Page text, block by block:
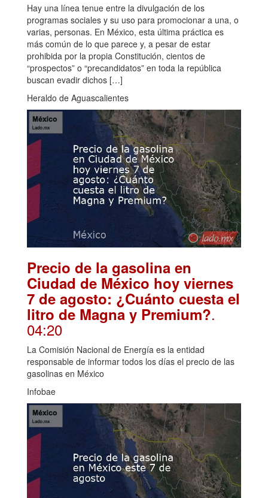
Hay una línea tenue entre la divulgación de los
programas sociales y su uso para promocionar a una, o
varias, personas. En México, esta última práctica es
más común de lo que parece y, a pesar de estar
prohibida por la propia Constitución, cientos de
“prospectos” o “precandidatos” en toda la república
buscan evadir dichos […]
Heraldo de Aguascalientes
Precio de la gasolina en
Ciudad de México hoy viernes
7 de agosto: ¿Cuánto cuesta el
litro de Magna y Premium?.
04:20
La Comisión Nacional de Energía es la entidad
responsable de informar todos los días el precio de las
gasolinas en México
Infobae